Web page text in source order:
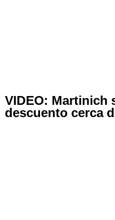
VIDEO: Martinich
descuento cerca